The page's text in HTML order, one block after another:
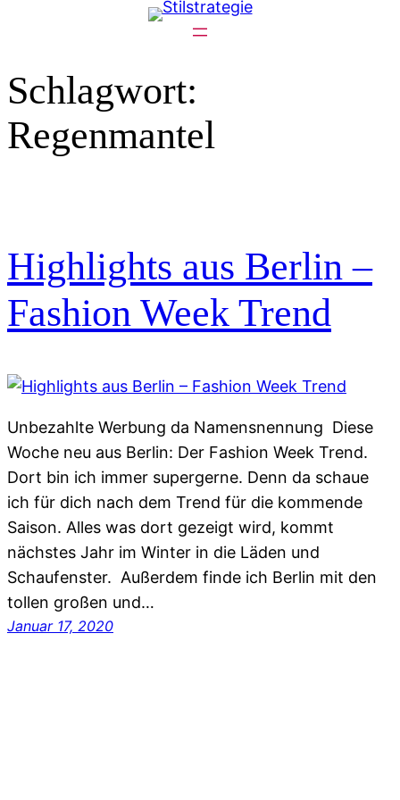
Schlagwort:
Regenmantel
Highlights aus Berlin –
Fashion Week Trend
Unbezahlte Werbung da Namensnennung Diese
Woche neu aus Berlin: Der Fashion Week Trend.
Dort bin ich immer supergerne. Denn da schaue
ich für dich nach dem Trend für die kommende
Saison. Alles was dort gezeigt wird, kommt
nächstes Jahr im Winter in die Läden und
Schaufenster. Außerdem finde ich Berlin mit den
tollen großen und…
Januar 17, 2020